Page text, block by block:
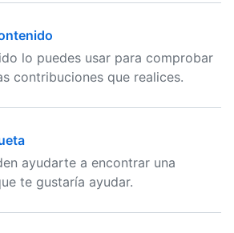
lo puedes usar para comprobar
contribuciones que realices.
ayudarte a encontrar una
te gustaría ayudar.